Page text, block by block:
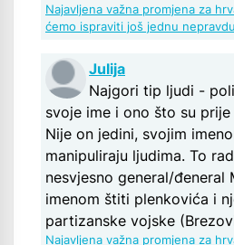
Najavljena važna promjena za
ćemo ispraviti još jednu
Julija
Najgori tip ljudi -
svoje ime i ono što su
Nije on jedini, svojim
manipuliraju ljudima. To
nesvjesno general/đeneral
imenom štiti plenkovića i
partizanske vojske
Najavljena važna promjena za